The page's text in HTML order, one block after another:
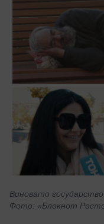
Виновато
Фото: «Блокнот